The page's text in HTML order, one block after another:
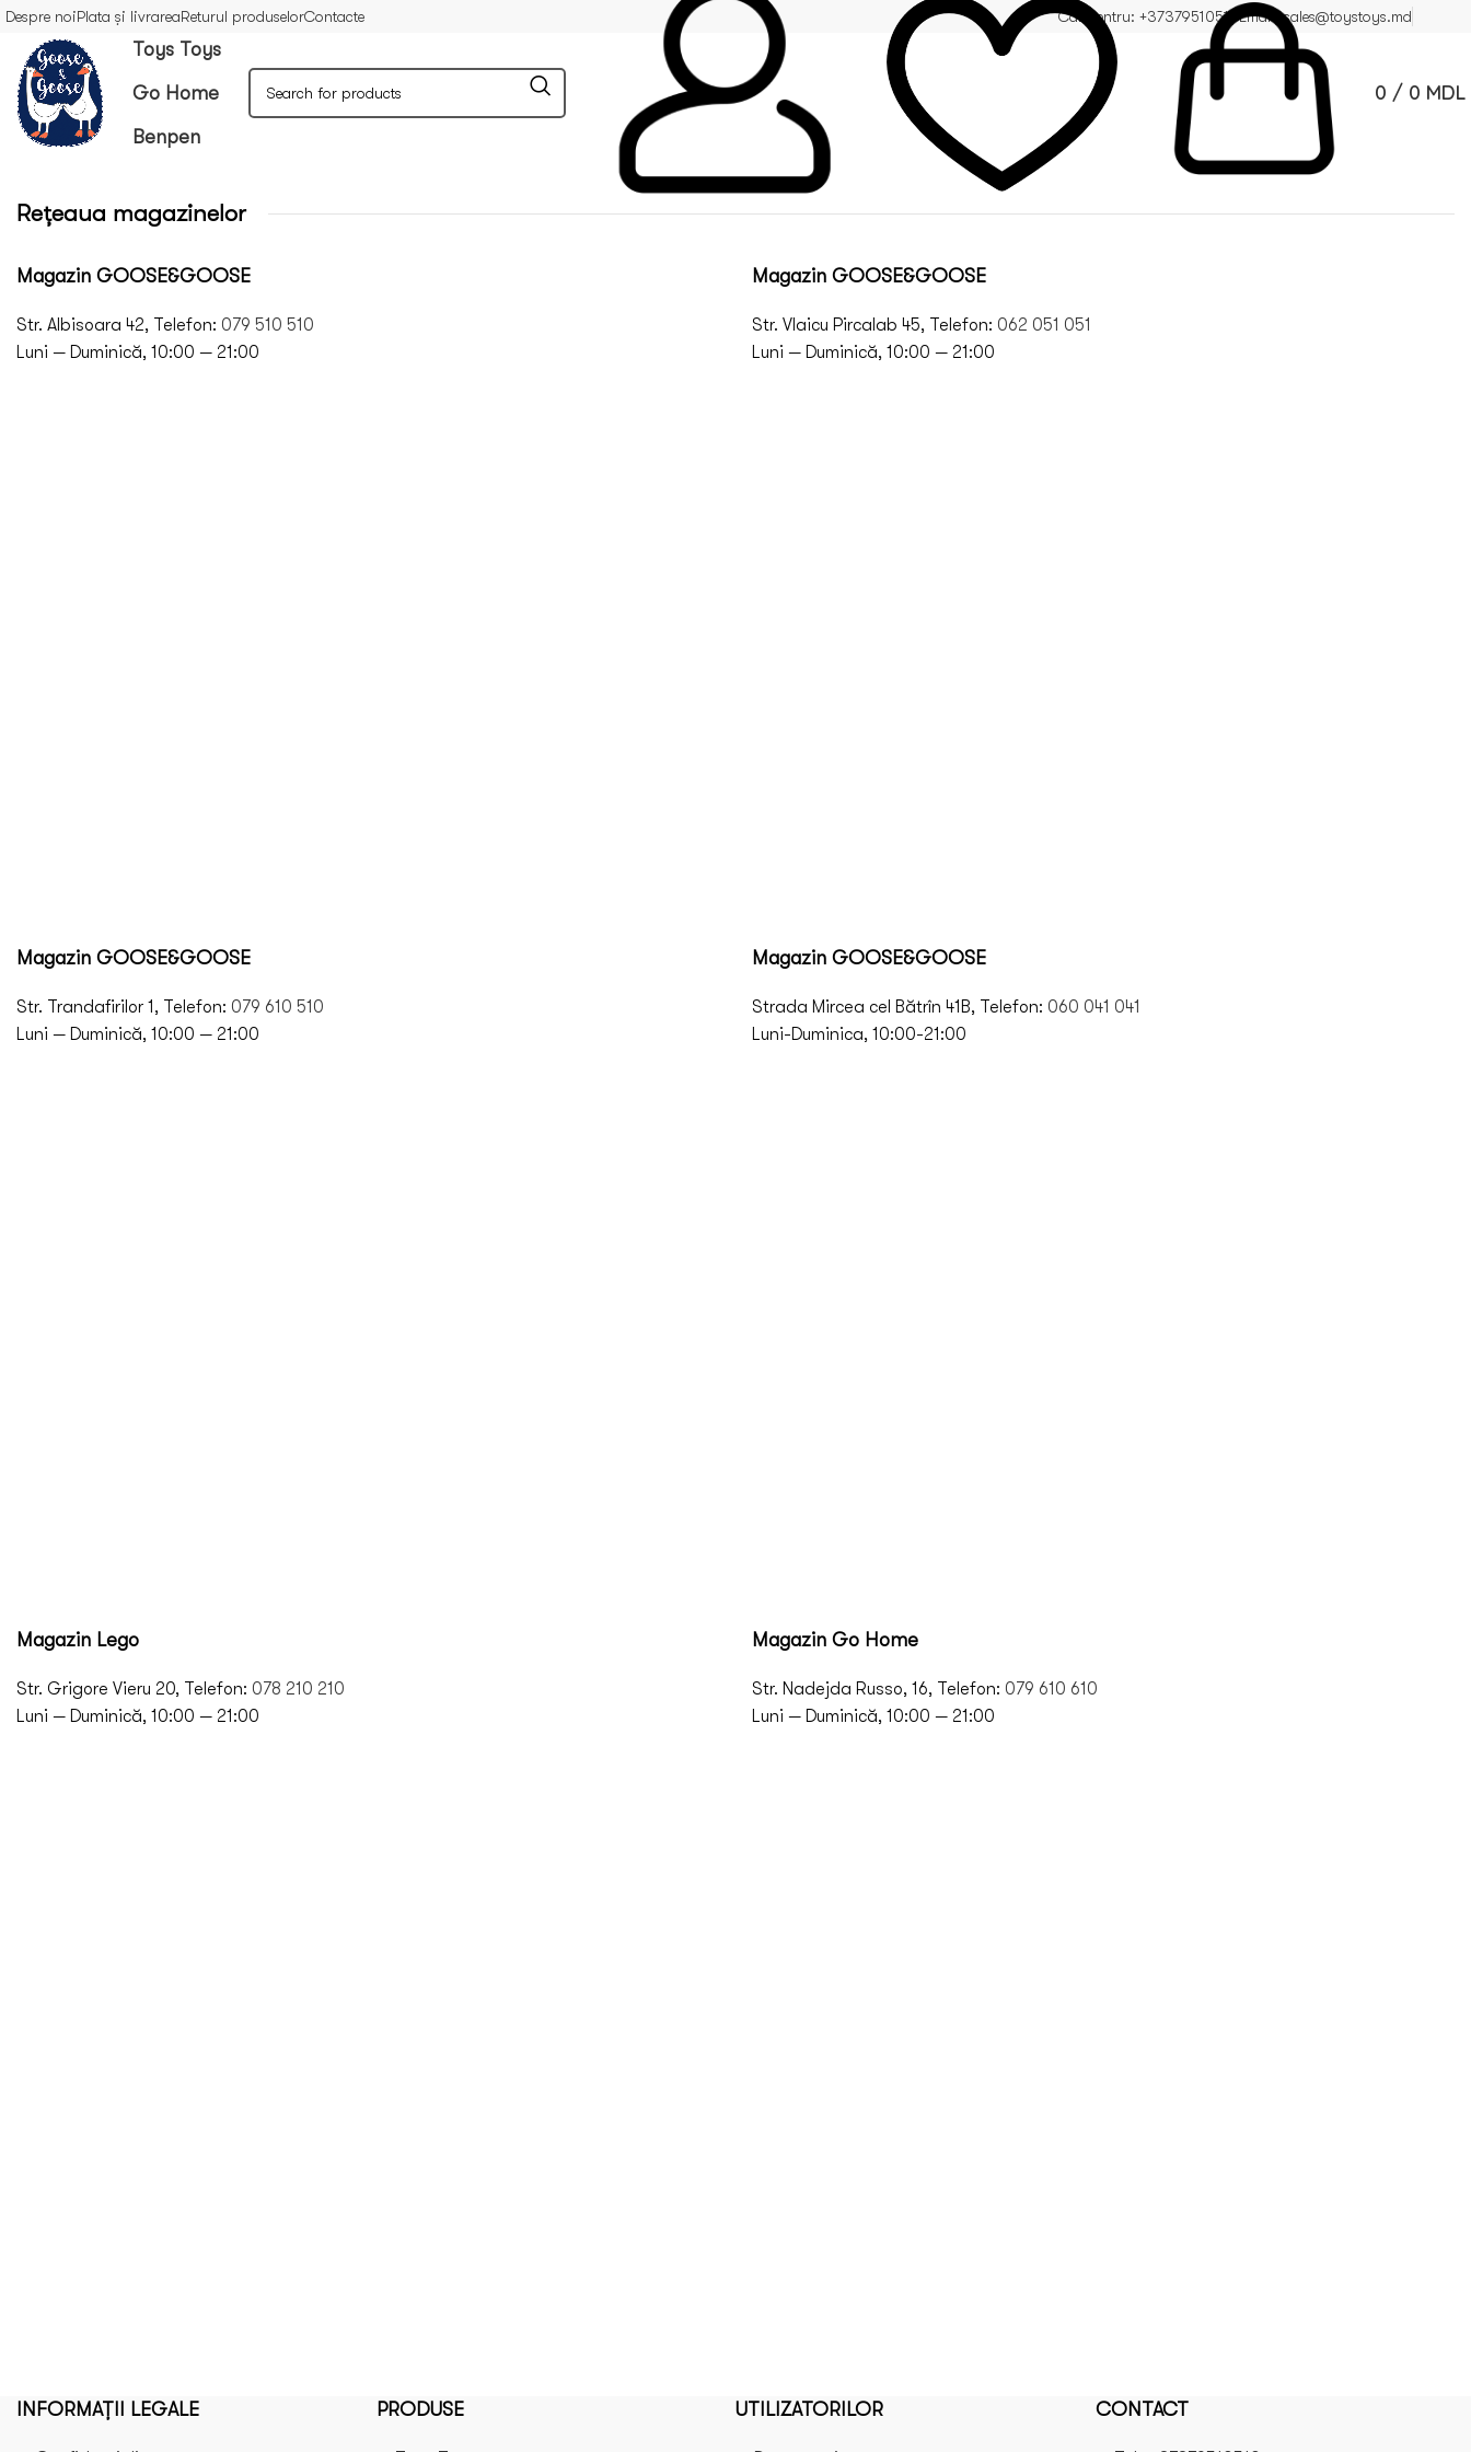
Despre noiPlata și livrareaReturul produselorContacte Call centru: +37379510510 Email: sales@toystoys.md
Toys Toys
Go Home
Benpen
0 / 0 MDL
Rețeaua magazinelor
Magazin GOOSE&GOOSE
Str. Albisoara 42, Telefon: 079 510 510
Luni — Duminică, 10:00 — 21:00
Magazin GOOSE&GOOSE
Str. Vlaicu Pircalab 45, Telefon: 062 051 051
Luni — Duminică, 10:00 — 21:00
Magazin GOOSE&GOOSE
Str. Trandafirilor 1, Telefon: 079 610 510
Luni — Duminică, 10:00 — 21:00
Magazin GOOSE&GOOSE
Strada Mircea cel Bătrîn 41B, Telefon: 060 041 041
Luni-Duminica, 10:00-21:00
Magazin Lego
Str. Grigore Vieru 20, Telefon: 078 210 210
Luni — Duminică, 10:00 — 21:00
Magazin Go Home
Str. Nadejda Russo, 16, Telefon: 079 610 610
Luni — Duminică, 10:00 — 21:00
INFORMAȚII LEGALE PRODUSE UTILIZATORILOR CONTACT